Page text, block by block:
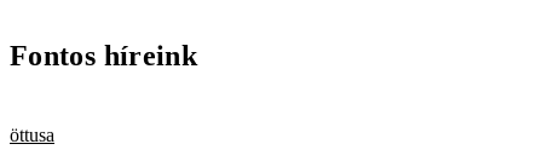
Fontos híreink
öttusa